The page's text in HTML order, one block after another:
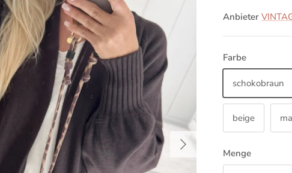
Nächste
Anbieter
Farbe
schokobraun
beige
Menge